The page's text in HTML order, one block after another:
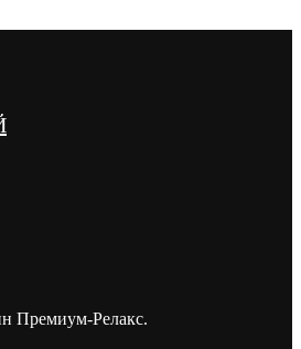
Премиум-Релакс.